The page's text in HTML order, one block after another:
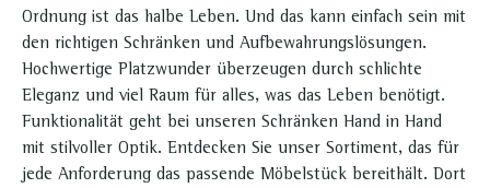
Ordnung ist das halbe Leben. Und das kann einfach sein mit
den richtigen Schränken und Aufbewahrungslösungen.
Hochwertige Platzwunder überzeugen durch schlichte
Eleganz und viel Raum für alles, was das Leben benötigt.
Funktionalität geht bei unseren Schränken Hand in Hand
mit stilvoller Optik. Entdecken Sie unser Sortiment, das für
jede Anforderung das passende Möbelstück bereithält. Dort